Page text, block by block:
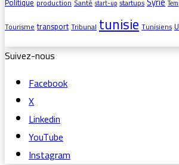
productionSanté start-up startups
TourismetransportTribunaltunisieTunisiens
Suivez-nous
Facebook
X
Linkedin
YouTube
Instagram